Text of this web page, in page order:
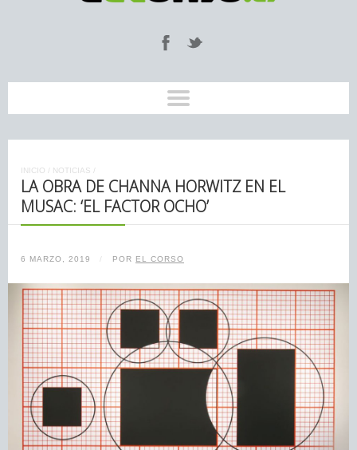
INICIO / NOTICIAS /
LA OBRA DE CHANNA HORWITZ EN EL
MUSAC: ‘EL FACTOR OCHO’
6 MARZO, 2019 / POR EL CORSO